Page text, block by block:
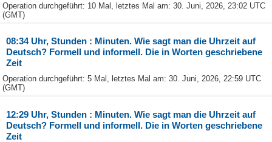
Operation durchgeführt: 10 Mal, letztes Mal am: 30. Juni, 2026, 23:02 UTC
(GMT)
08:34 Uhr, Stunden : Minuten. Wie sagt man die Uhrzeit auf
Deutsch? Formell und informell. Die in Worten geschriebene
Zeit
Operation durchgeführt: 5 Mal, letztes Mal am: 30. Juni, 2026, 22:59 UTC
(GMT)
12:29 Uhr, Stunden : Minuten. Wie sagt man die Uhrzeit auf
Deutsch? Formell und informell. Die in Worten geschriebene
Zeit